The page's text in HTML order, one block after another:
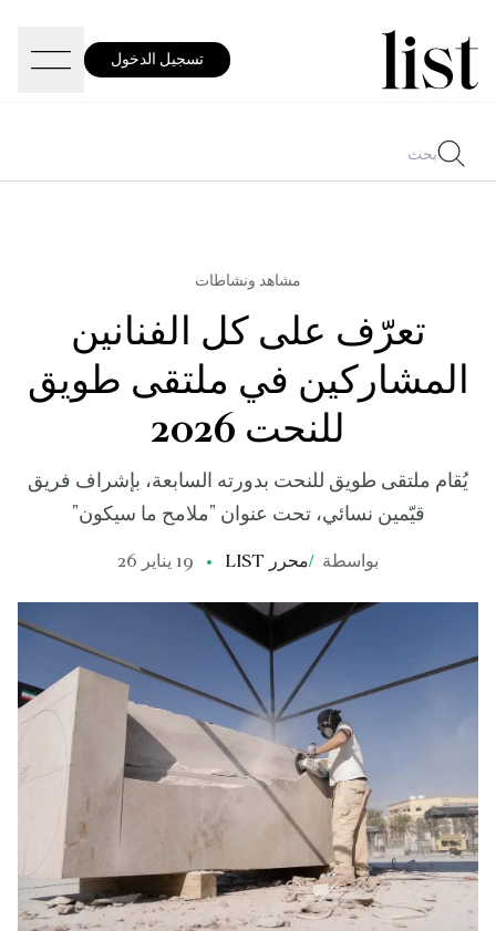
تسجيل الدخول
مشاهد ونشاطات
تعرّف على كل الفنانين
المشاركين في ملتقى طويق
للنحت 2026
يُقام ملتقى طويق للنحت بدورته السابعة، بإشراف فريق
قيّمين نسائي، تحت عنوان "ملامح ما سيكون"
بواسطة /محرر LIST 19 يناير 26